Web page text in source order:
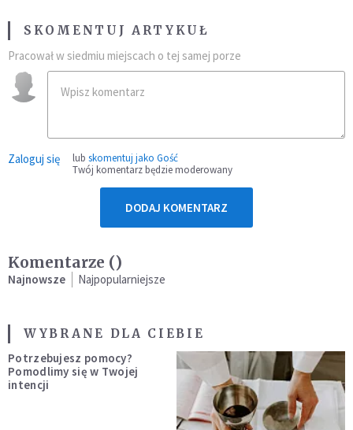
SKOMENTUJ ARTYKUŁ
Pracował w siedmiu miejscach o tej samej porze
Zaloguj się lub skomentuj jako Gość
Twój komentarz będzie moderowany
DODAJ KOMENTARZ
Komentarze ()
Najnowsze Najpopularniejsze
WYBRANE DLA CIEBIE
Potrzebujesz pomocy?
Pomodlimy się w Twojej
intencji